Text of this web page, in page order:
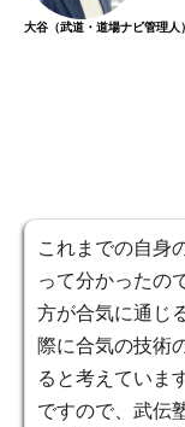
大谷（武道・道場ナビ管理人）
これまでの自身
って分かったの
方が合気に通じ
際に合気の技術
ると考えていま
ですので、武伝